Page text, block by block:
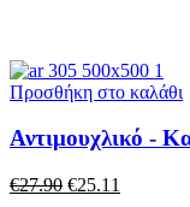
Προσθήκη στο καλάθι
Αντιμουχλικό -
€27.90 €25.11